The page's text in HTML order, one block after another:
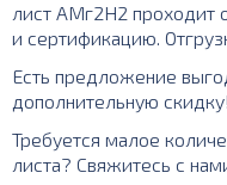
лист АМг2Н2 проходит
и сертификацию.
Есть предложение
дополнительную скидку!
Требуется малое
листа? Свяжитесь с